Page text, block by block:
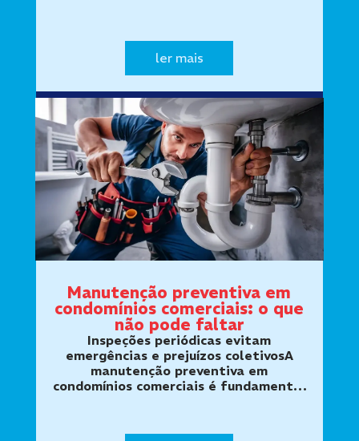
estabelecimentos que manipulam
alimen…
ler mais
Manutenção preventiva em
condomínios comerciais: o que
não pode faltar
Inspeções periódicas evitam
emergências e prejuízos coletivosA
manutenção preventiva em
condomínios comerciais é fundamental
drenagem utilizadas diariamente por